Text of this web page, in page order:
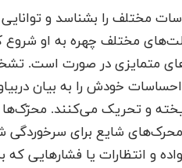
مختلف را بشناسد و
مختلف چهره به او
متمایزی در صورت
خودش را به بیان
و تحریک می‌کنند.
شایع برای سرخوردگی
و انتظارات یا فشارهایی